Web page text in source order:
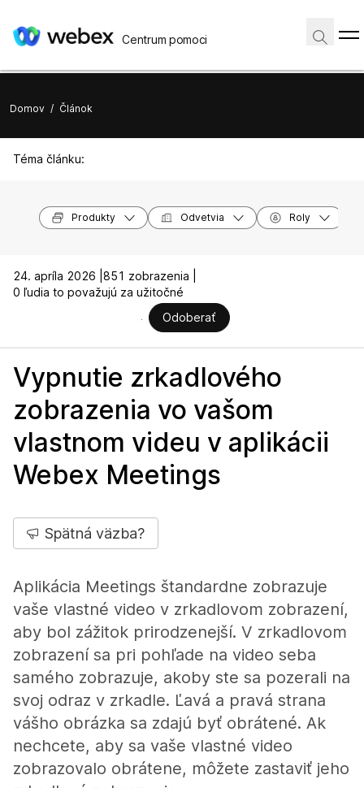
Centrum pomoci
Domov / Článok
Téma článku:
Produkty Odvetvia Roly
24. apríla 2026 | 851 zobrazenia |
0 ľudia to považujú za užitočné
Odoberať
Vypnutie zrkadlového
zobrazenia vo vašom
vlastnom videu v aplikácii
Webex Meetings
Spätná väzba?
Aplikácia Meetings štandardne zobrazuje
vaše vlastné video v zrkadlovom zobrazení,
aby bol zážitok prirodzenejší. V zrkadlovom
zobrazení sa pri pohľade na video seba
samého zobrazuje, akoby ste sa pozerali na
svoj odraz v zrkadle. Ľavá a pravá strana
vášho obrázka sa zdajú byť obrátené. Ak
nechcete, aby sa vaše vlastné video
zobrazovalo obrátene, môžete zastaviť jeho